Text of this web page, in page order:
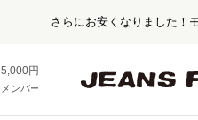
さらにお安くなりました！
5,000円以上お買い上げで送料無料！
メンバー登録でお得な情報をゲット。さら